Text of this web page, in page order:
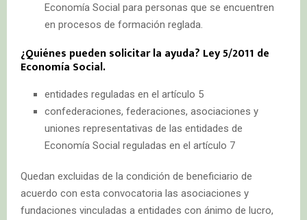
Economía Social para personas que se encuentren
en procesos de formación reglada.
¿Quiénes pueden solicitar la ayuda? Ley 5/2011 de
Economía Social.
entidades reguladas en el artículo 5
confederaciones, federaciones, asociaciones y
uniones representativas de las entidades de
Economía Social reguladas en el artículo 7
Quedan excluidas de la condición de beneficiario de
acuerdo con esta convocatoria las asociaciones y
fundaciones vinculadas a entidades con ánimo de lucro,